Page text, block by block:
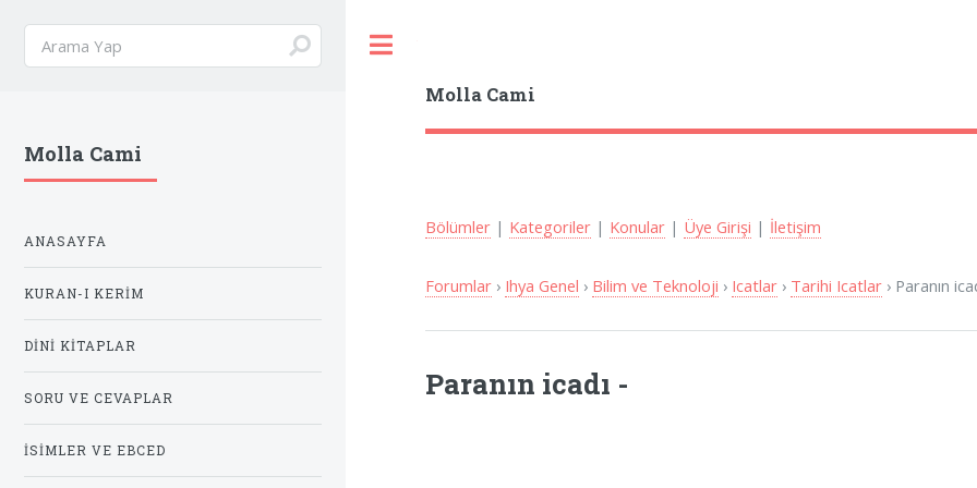
Molla Cami
Bölümler | Kategoriler | Konular | Üye Girişi | İletişim
Forumlar › Ihya Genel › Bilim ve Teknoloji › Icatlar › Tarihi Icatlar › Paranın
Paranın icadı -
Molla Cami
ANASAYFA
KURAN-I KERIM
DINI KITAPLAR
SORU VE CEVAPLAR
İSIMLER VE EBCED